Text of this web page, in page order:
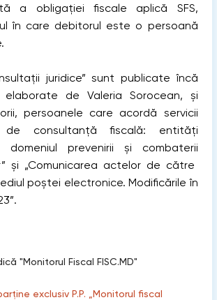
a obligației fiscale aplică SFS,
în care debitorul este o persoană
juridice” sunt publicate încă
de Valeria Sorocean, și
persoanele care acordă servicii
consultanță fiscală: entități
domeniul prevenirii și combaterii
și „Comunicarea actelor de către
poștei electronice. Modificările în
"Monitorul Fiscal FISC.MD"
exclusiv P.P. „Monitorul fiscal